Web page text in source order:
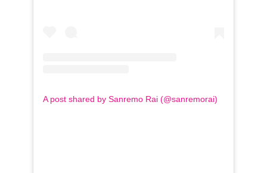
A post shared by Sanremo Rai (@sanremorai)